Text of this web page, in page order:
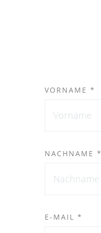
VORNAME *
NACHNAME *
E-MAIL *